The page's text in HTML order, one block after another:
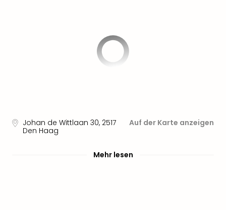
Johan de Wittlaan 30, 2517
Den Haag
Auf der Karte anzeigen
Mehr lesen